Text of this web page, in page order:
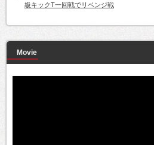
級キックT一回戦でリベンジ戦
Movie